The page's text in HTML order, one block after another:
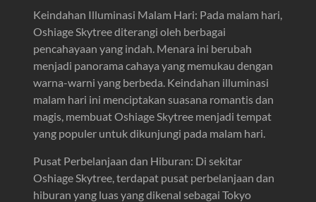
Keindahan Illuminasi Malam Hari: Pada malam hari,
Oshiage Skytree diterangi oleh berbagai
pencahayaan yang indah. Menara ini berubah
menjadi panorama cahaya yang memukau dengan
warna-warni yang berbeda. Keindahan illuminasi
malam hari ini menciptakan suasana romantis dan
magis, membuat Oshiage Skytree menjadi tempat
yang populer untuk dikunjungi pada malam hari.
Pusat Perbelanjaan dan Hiburan: Di sekitar
Oshiage Skytree, terdapat pusat perbelanjaan dan
hiburan yang luas yang dikenal sebagai Tokyo